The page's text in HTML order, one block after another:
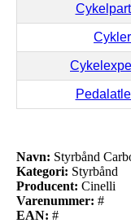
Navn: Styrbånd
Kategori: Styrbånd
Producent: Cinelli
Varenummer: #
EAN: #